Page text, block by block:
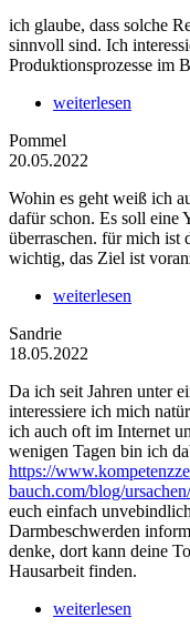
ich glaube, dass solche
sinnvoll sind. Ich
Produktionsprozesse im
weiterlesen
Pommel
20.05.2022
Wohin es geht weiß ich
dafür schon. Es soll eine
überraschen. für mich ist
wichtig, das Ziel ist
weiterlesen
Sandrie
18.05.2022
Da ich seit Jahren unter
interessiere ich mich
ich auch oft im Internet
wenigen Tagen bin ich
https://
bauch.com/blog/ursachen/
euch einfach
Darmbeschwerden
denke, dort kann deine
Hausarbeit finden.
weiterlesen